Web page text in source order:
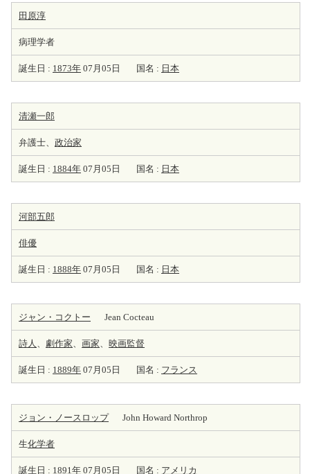
田原淳
病理学者
誕生日 : 1873年 07月05日 国名 : 日本
清瀬一郎
弁護士、 政治家
誕生日 : 1884年 07月05日 国名 : 日本
河部五郎
俳優
誕生日 : 1888年 07月05日 国名 : 日本
ジャン・コクトー Jean Cocteau
詩人 、 劇 作家、 画家、 映画監督
誕生日 : 1889年 07月05日 国名 : フランス
ジョン・ノースロップ John Howard Northrop
生化学者
誕生日 : 1891年 07月05日 国名 : アメリカ